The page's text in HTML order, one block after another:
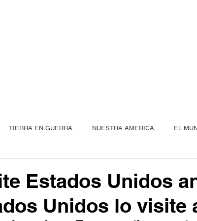
TIERRA EN GUERRA NUESTRA AMERICA EL
metros de arena
Estados Unidos
Unidos lo visite